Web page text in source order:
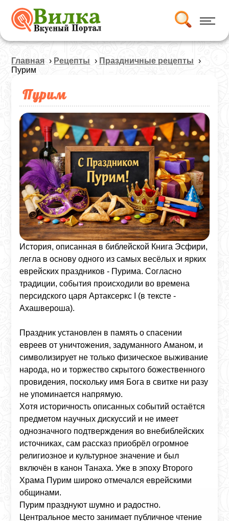
Главная › Рецепты › Праздничные рецепты ›
Пурим
Пурим
История, описанная в библейской Книга Эсфири,
легла в основу одного из самых весёлых и ярких
еврейских праздников - Пурима. Согласно
традиции, события происходили во времена
персидского царя Артаксеркс I (в тексте -
Ахашвероша).
Праздник установлен в память о спасении
евреев от уничтожения, задуманного Аманом, и
символизирует не только физическое выживание
народа, но и торжество скрытого божественного
провидения, поскольку имя Бога в свитке ни разу
не упоминается напрямую.
Хотя историчность описанных событий остаётся
предметом научных дискуссий и не имеет
однозначного подтверждения во внебиблейских
источниках, сам рассказ приобрёл огромное
религиозное и культурное значение и был
включён в канон Танаха. Уже в эпоху Второго
Храма Пурим широко отмечался еврейскими
общинами.
Пурим празднуют шумно и радостно.
Центральное место занимает публичное чтение